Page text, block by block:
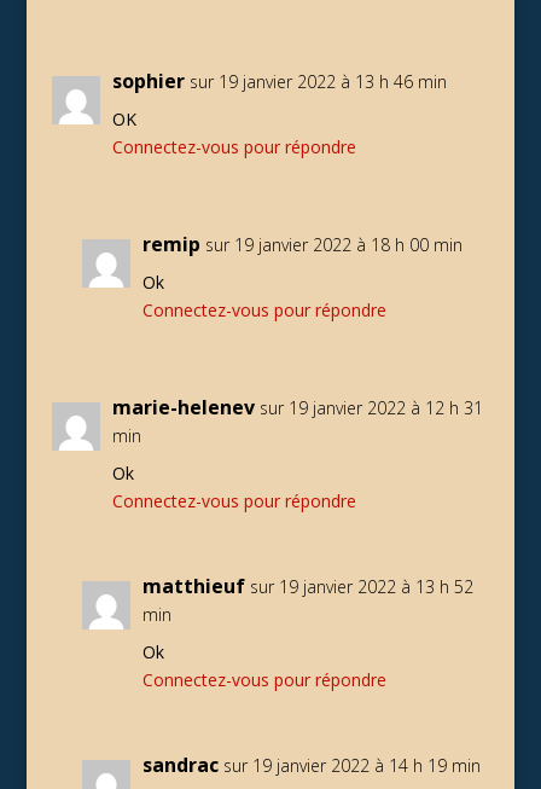
sophier sur 19 janvier 2022 à 13 h 46 min
OK
Connectez-vous pour répondre
remip sur 19 janvier 2022 à 18 h 00 min
Ok
Connectez-vous pour répondre
marie-helenev sur 19 janvier 2022 à 12 h 31
min
Ok
Connectez-vous pour répondre
matthieuf sur 19 janvier 2022 à 13 h 52
min
Ok
Connectez-vous pour répondre
sandrac sur 19 janvier 2022 à 14 h 19 min